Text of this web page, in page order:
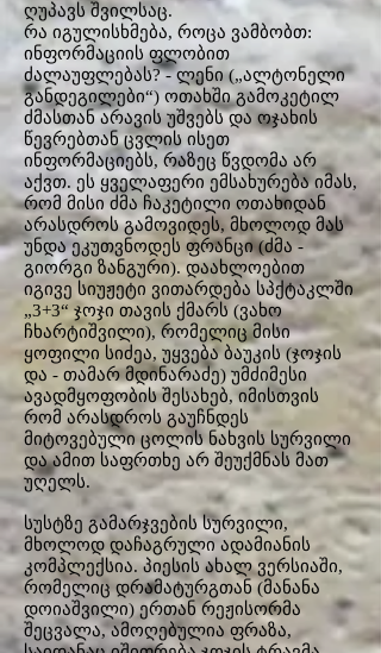
ღუპავს შვილსაც.
რა იგულისხმება, როცა ვამბობთ:
ინფორმაციის ფლობით
ძალაუფლებას? - ლენი („ალტონელი
განდეგილები“) ოთახში გამოკეტილ
ძმასთან არავის უშვებს და ოჯახის
წევრებთან ცვლის ისეთ
ინფორმაციებს, რაზეც წვდომა არ
აქვთ. ეს ყველაფერი ემსახურება იმას,
რომ მისი ძმა ჩაკეტილი ოთახიდან
არასდროს გამოვიდეს, მხოლოდ მას
უნდა ეკუთვნოდეს ფრანცი (ძმა -
გიორგი ზანგური). დაახლოებით
იგივე სიუჟეტი ვითარდება სპქტაკლში
„3+3“ ჯოჯი თავის ქმარს (ვახო
ჩხარტიშვილი), რომელიც მისი
ყოფილი სიძეა, უყვება ბაუკის (ჯოჯის
და - თამარ მდინარაძე) უმძიმესი
ავადმყოფობის შესახებ, იმისთვის
რომ არასდროს გაუჩნდეს
მიტოვებული ცოლის ნახვის სურვილი
და ამით საფრთხე არ შეუქმნას მათ
უღელს.
სუსტზე გამარჯვების სურვილი,
მხოლოდ დაჩაგრული ადამიანის
კომპლექსია. პიესის ახალ ვერსიაში,
რომელიც დრამატურგთან (მანანა
დოიაშვილი) ერთან რეჟისორმა
შეცვალა, ამოღებულია ფრაზა,